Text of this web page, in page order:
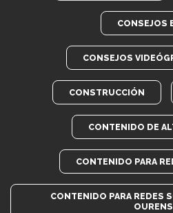
CONSEJOS
CONSEJOS
CONSTRUCCIÓN
CONTENIDO DE
CONTENIDO PARA
CONTENIDO PARA REDES